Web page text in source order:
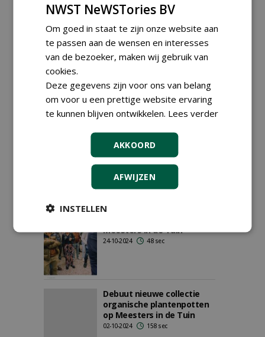
Specialist in lichtgewicht
plantenbakken blaast tien
kaarsjes uit met nieuwe
20-08-2025
combineert organische
vormen met lichtgewicht
design
04-04-2025 176 sec
Groene innovaties en
Meesters in de Tuin
24-10-2024 48 sec
Debuut nieuwe collectie
organische plantenpotten
op Meesters in de Tuin
02-10-2024 158 sec
NWST NeWSTories BV
Om goed in staat te zijn onze website aan
te passen aan de wensen en interesses
van de bezoeker, maken wij gebruik van
cookies.
Deze gegevens zijn voor ons van belang
om voor u een prettige website ervaring
te kunnen blijven ontwikkelen. Lees verder
AKKOORD
AFWIJZEN
INSTELLEN